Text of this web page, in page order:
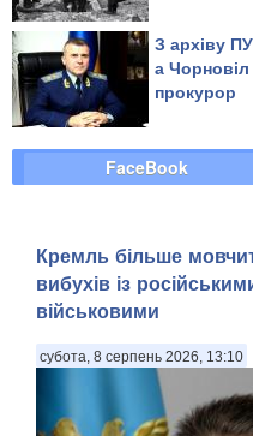
З архіву
а
прокурор
FaceBook
Кремль більше
вибухів із
військовими
субота, 8 серпень 2026, 13:10